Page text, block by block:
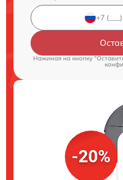
Нажимая на кнопку
-20%